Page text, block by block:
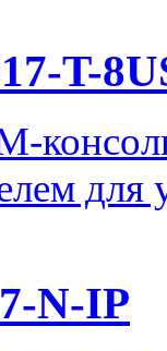
T-
для
N-IP